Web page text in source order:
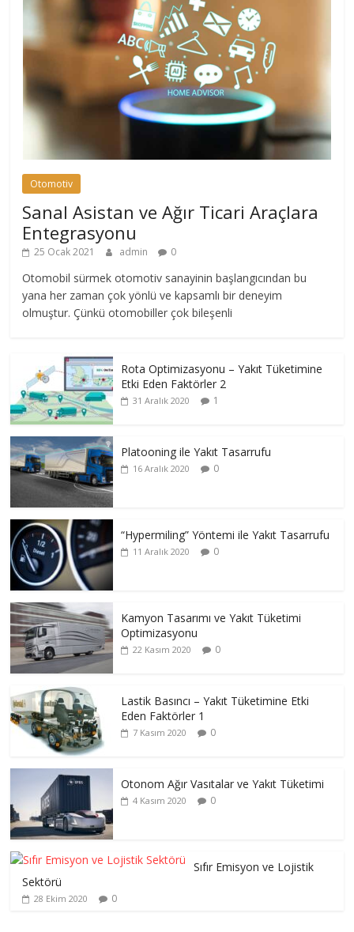
Otomotiv
Sanal Asistan ve Ağır Ticari Araçlara
Entegrasyonu
25 Ocak 2021 admin 0
Otomobil sürmek otomotiv sanayinin başlangıcından bu
yana her zaman çok yönlü ve kapsamlı bir deneyim
olmuştur. Çünkü otomobiller çok bileşenli
Rota Optimizasyonu – Yakıt Tüketimine
Etki Eden Faktörler 2
31 Aralık 2020 1
Platooning ile Yakıt Tasarrufu
16 Aralık 2020 0
“Hypermiling” Yöntemi ile Yakıt Tasarrufu
11 Aralık 2020 0
Kamyon Tasarımı ve Yakıt Tüketimi
Optimizasyonu
22 Kasım 2020 0
Lastik Basıncı – Yakıt Tüketimine Etki
Eden Faktörler 1
7 Kasım 2020 0
Otonom Ağır Vasıtalar ve Yakıt Tüketimi
4 Kasım 2020 0
Sıfır Emisyon ve Lojistik
Sektörü
28 Ekim 2020 0